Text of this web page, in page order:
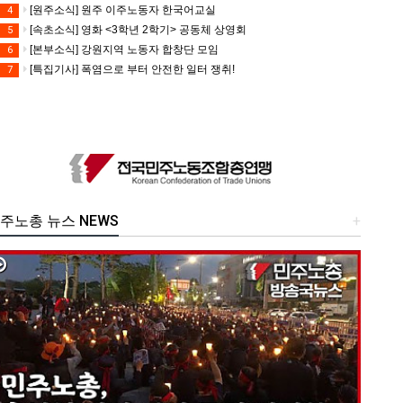
4 [원주소식] 원주 이주노동자 한국어교실
5 [속초소식] 영화 <3학년 2학기> 공동체 상영회
6 [본부소식] 강원지역 노동자 합창단 모임
7 [특집기사] 폭염으로 부터 안전한 일터 쟁취!
+
노총 뉴스 NEWS